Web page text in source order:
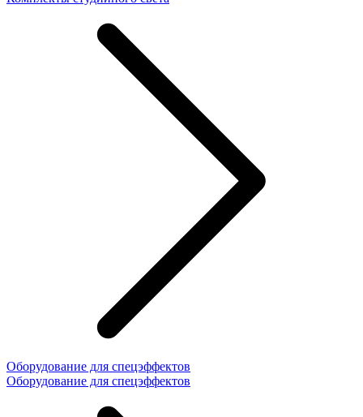
Оборудование для спецэффектов
Оборудование для спецэффектов